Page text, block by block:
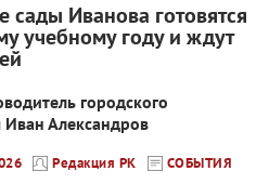
сады Иванова готовятся
учебному году и ждут
городского
Александров
Редакция РК СОБЫТИЯ